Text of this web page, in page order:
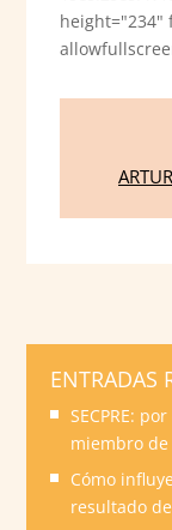
height="234"
ENTRADAS
SECPRE:
miembro
Cómo
resultado